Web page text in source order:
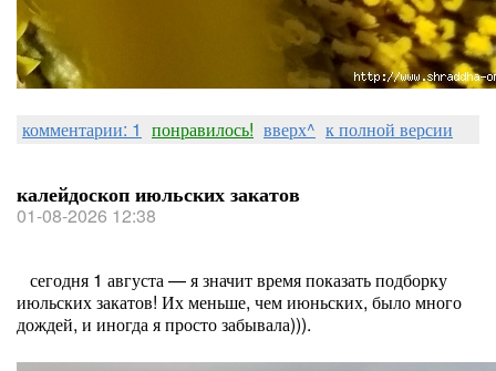
комментарии: 1 понравилось! вверх^ к полной версии
калейдоскоп июльских закатов
01-08-2026 12:38
сегодня 1 августа — я значит время показать подборку
июльских закатов! Их меньше, чем июньских, было много
дождей, и иногда я просто забывала))).